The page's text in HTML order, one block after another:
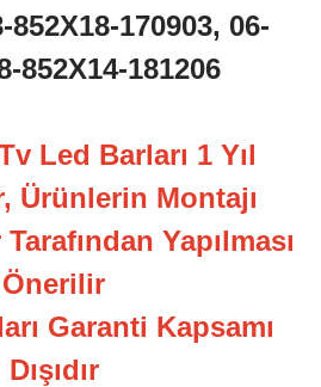
852X18-170903, 06-
852X14-181206
Led Barları 1 Yıl
Ürünlerin Montajı
Yapılması
Önerilir
Garanti Kapsamı
Dışıdır